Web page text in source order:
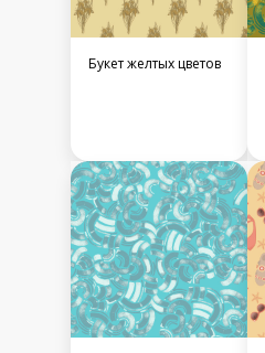
Букет желтых цветов